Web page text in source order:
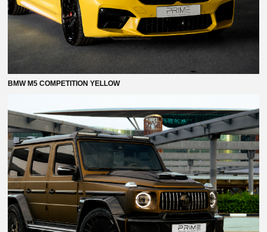
BMW M5 COMPETITION YELLOW